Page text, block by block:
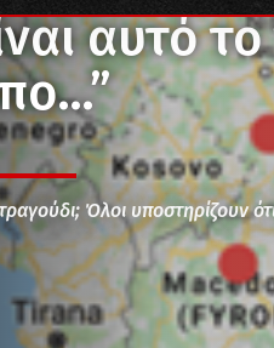
αυτό
Όλοι υποστηρίζουν